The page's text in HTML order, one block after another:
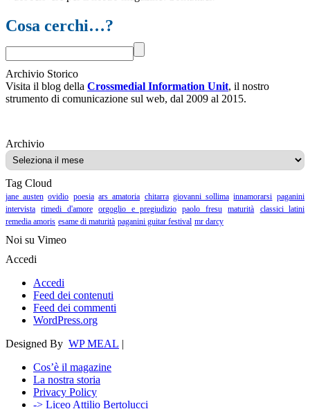
Cosa cerchi…?
Archivio Storico
Visita il blog della Crossmedial Information Unit, il nostro
strumento di comunicazione sul web, dal 2009 al 2015.
ArchivioArchivio
Tag Cloud
jane austen ovidio poesia ars amatoria chitarra giovanni sollima innamorarsi paganini
intervista
rimedi d'amore orgoglio e pregiudizio paolo fresu maturità
classici latini
remedia amoris esame di maturità paganini guitar festival mr darcy
Noi su Vimeo
Accedi
Accedi
Feed dei contenuti
Feed dei commenti
WordPress.org
Designed By WP MEAL |
Cos’è il magazine
La nostra storia
Privacy Policy
-> Liceo Attilio Bertolucci